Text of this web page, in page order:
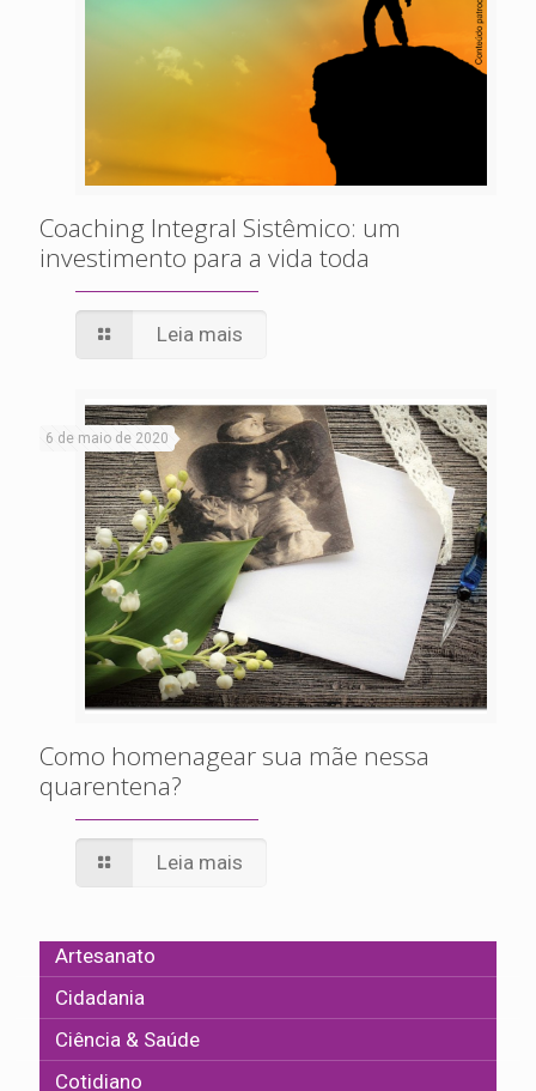
Coaching Integral Sistêmico: um
investimento para a vida toda
Leia mais
6 de maio de 2020
Como homenagear sua mãe nessa
quarentena?
Leia mais
Artesanato
Cidadania
Ciência & Saúde
Cotidiano